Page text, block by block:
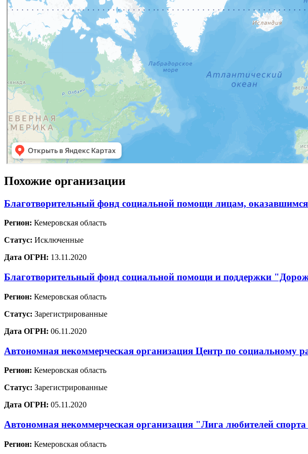
Похожие организации
Благотворительный фонд социальной помощи лицам,
Регион: Кемеровская область
Статус: Исключенные
Дата ОГРН: 13.11.2020
Благотворительный фонд социальной помощи и поддержки
Регион: Кемеровская область
Статус: Зарегистрированные
Дата ОГРН: 06.11.2020
Автономная некоммерческая организация Центр по социальному
Регион: Кемеровская область
Статус: Зарегистрированные
Дата ОГРН: 05.11.2020
Автономная некоммерческая организация "Лига любителей спорта
Регион: Кемеровская область